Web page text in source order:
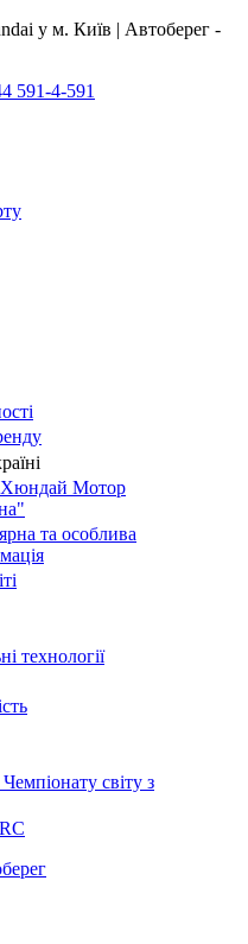
591-4-591
Мотор
та особлива
технології
світу з